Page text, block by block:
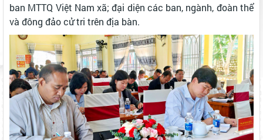
ban MTTQ Việt Nam xã; đại diện các ban, ngành, đoàn thể
và đông đảo cử tri trên địa bàn.